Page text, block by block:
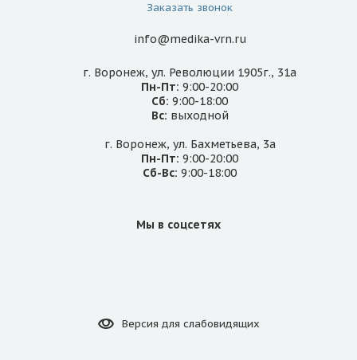
Заказать звонок
info@medika-vrn.ru
г. Воронеж, ул. Революции 1905г., 31а
Пн-Пт: 9:00-20:00
Сб: 9:00-18:00
Вс: выходной
г. Воронеж, ул. Бахметьева, 3а
Пн-Пт: 9:00-20:00
Сб-Вс: 9:00-18:00
Мы в соцсетях
Версия для слабовидящих